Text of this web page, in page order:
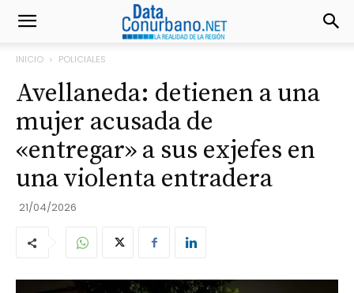
INICIO POLICIALES
Avellaneda: detienen a una
mujer acusada de
«entregar» a sus exjefes en
una violenta entradera
21/04/2026